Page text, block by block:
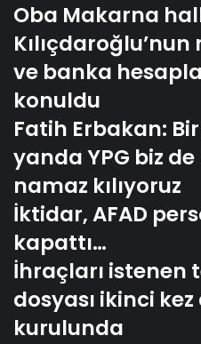
Oba Makarna
ve banka
konuldu
Fatih Erbakan:
yanda YPG biz
namaz kılıyoruz
İktidar, AFAD
kapattı…
İhraçları istenen
dosyası ikinci
kurulunda